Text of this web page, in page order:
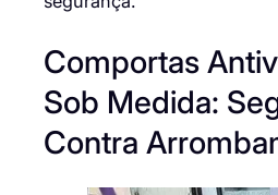
Comportas
Sob Medida:
Contra